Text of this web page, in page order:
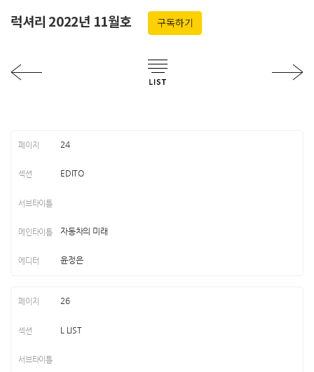
럭셔리 2022년 11월호 구독하기
24
EDITO
자동차의 미래
윤정은
26
L LIST